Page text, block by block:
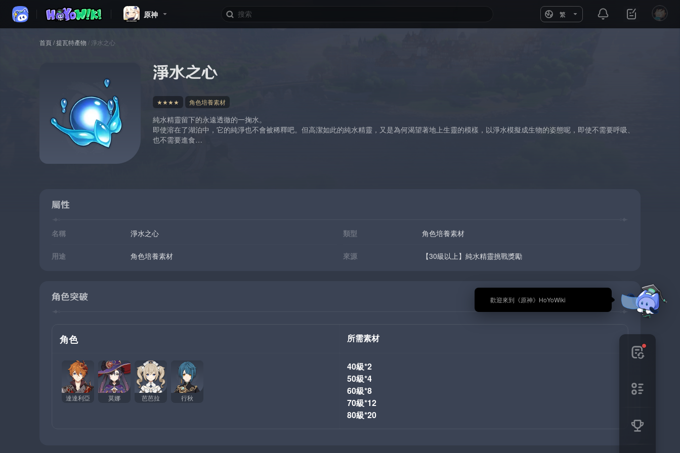
原神 繁
🎉 歡迎來到《原神》HoYoWiki
首頁/提瓦特產物 /淨水之心
淨水之心
★★★★ 角色培養素材
純水精靈留下的永遠透徹的一掬水。
即使溶在了湖泊中，它的純淨也不會被稀釋吧。但高潔如此的純水精靈，又是為何渴望著地上生靈的模樣，以淨水模擬成生物的姿態呢，即使不需要呼吸、
也不需要進食…
屬性
名稱 淨水之心 類型 角色培養素材
用途 角色培養素材 來源 【30級以上】純水精靈挑戰獎勵
角色突破
角色 所需素材
達達利亞 莫娜 芭芭拉 行秋
40級*2
50級*4
60級*8
70級*12
80級*20